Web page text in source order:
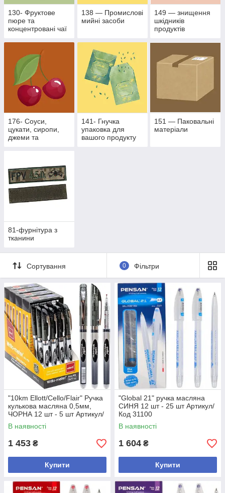
130- Фруктове
пюре та
концентровані чаї
138 — Промислові
мийні засоби
149 — знищення
шкідників
продуктів
походження
176- Соуси,
цукати, сиропи,
джеми та
141- Гнучка
упаковка для
вашого продукту
151 — Паковальні
матеріали
81-фурнітура з
тканини
Сортування 0 Фільтри
"10km Ellott/Cello/Flair" Ручка
кулькова масляна 0,5мм,
ЧОРНА 12 шт - 5 шт Артикул/
Код 562
В наявності
1 453 ₴
Купити
"Global 21" ручка масляна
СИНЯ 12 шт - 25 шт Артикул/
Код 31100
В наявності
1 604 ₴
Купити